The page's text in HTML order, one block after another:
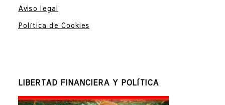
Aviso legal
Política de Cookies
LIBERTAD FINANCIERA Y POLÍTICA